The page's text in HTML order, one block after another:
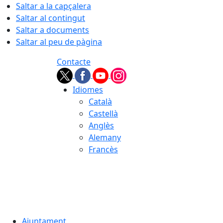
Saltar a la capçalera
Saltar al contingut
Saltar a documents
Saltar al peu de pàgina
Contacte
Idiomes
Català
Castellà
Anglès
Alemany
Francès